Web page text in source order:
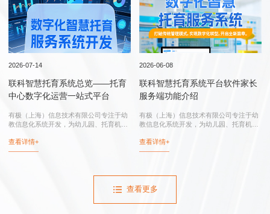
行业实践
2026-07-14
联科智慧托育系统总览——托育
中心数字化运营一站式平台
有极（上海）信息技术有限公司专注于幼
教信息化系统开发，为幼儿园、托育机
健院提供：联科智慧托育系统、联科智慧
托育信息平台、托育综合服务中心信息化
查看详情+
2026-06-08
联科智慧托育系统平台软件家长
服务端功能介绍
有极（上海）信息技术有限公司专注于幼
教信息化系统开发，为幼儿园、托育机
健院提供：智慧托育系统、智慧托育信息
平台、托育综合服务中心信息化系统、幼
查看详情+
查看更多